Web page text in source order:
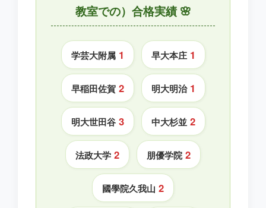
教室での）合格実績 🌸
学芸大附属 1 早大本庄 1
早稲田佐賀 2 明大明治 1
明大世田谷 3 中大杉並 2
法政大学 2 朋優学院 2
國學院久我山 2